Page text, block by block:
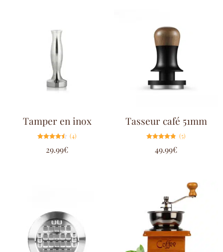
Tamper en inox
4.50
sur 5
(4)
29.99€
Tasseur café 51mm
4.80
sur 5
(5)
49.99€